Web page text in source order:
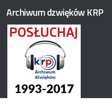
Przejdź do treści
Archiwum dzwięków KRP